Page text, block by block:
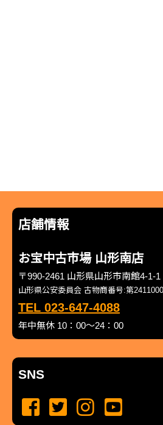
店舗情報
お宝中古市場 山形南店
〒990-2461 山形県山形市南館4-1-1
山形県公安委員会 古物商番号:第
TEL 023-647-4088
年中無休 10：00～24：00
SNS